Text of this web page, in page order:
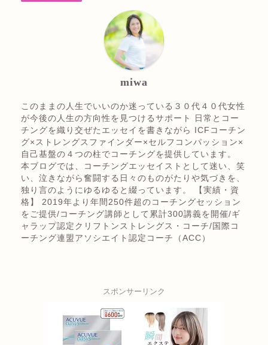
miwa
このままの人生でいいのか迷っている３０代４０代女性
が今後の人生の方向性を見つけるサポート 日常とコー
チングを織り交ぜたエッセイを書きながら ICFコーチン
グ×ストレングスファインダー×セルフコンパッション×
自己基盤の４つの柱でコーチングを提供しています。
本ブログでは、コーチングエッセイストとして迷い、笑
い、泣きながら奮闘する日々のものがたりや気づきを、
独り言のようにゆるゆると綴っています。 【実績・資
格】 2019年より年間250件超のコーチングセッション
をご提供/コーチング講師として累計300講義を開催/ギ
ャラップ認定クリフトンストレングス・コーチ/国際コ
ーチング連盟アソシエイト認定コーチ（ACC）
スポンサーリンク